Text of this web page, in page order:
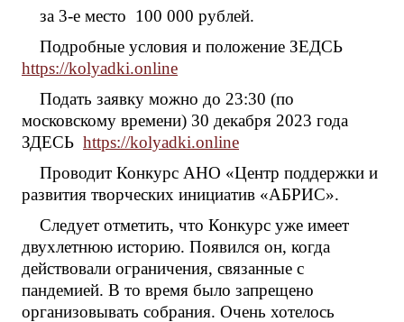
за 3-е место 100 000 рублей.
Подробные условия и положение ЗЕДСЬ
https://kolyadki.online
Подать заявку можно до 23:30 (по
московскому времени) 30 декабря 2023 года
ЗДЕСЬ https://kolyadki.online
Проводит Конкурс АНО «Центр поддержки и
развития творческих инициатив «АБРИС».
Следует отметить, что Конкурс уже имеет
двухлетнюю историю. Появился он, когда
действовали ограничения, связанные с
пандемией. В то время было запрещено
организовывать собрания. Очень хотелось